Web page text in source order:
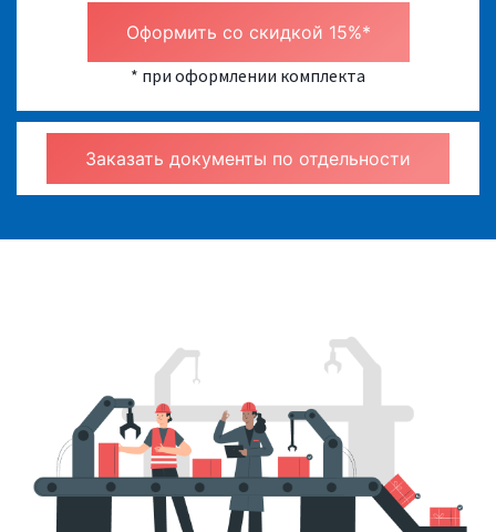
Оформить со скидкой 15%*
* при оформлении комплекта
Заказать документы по отдельности